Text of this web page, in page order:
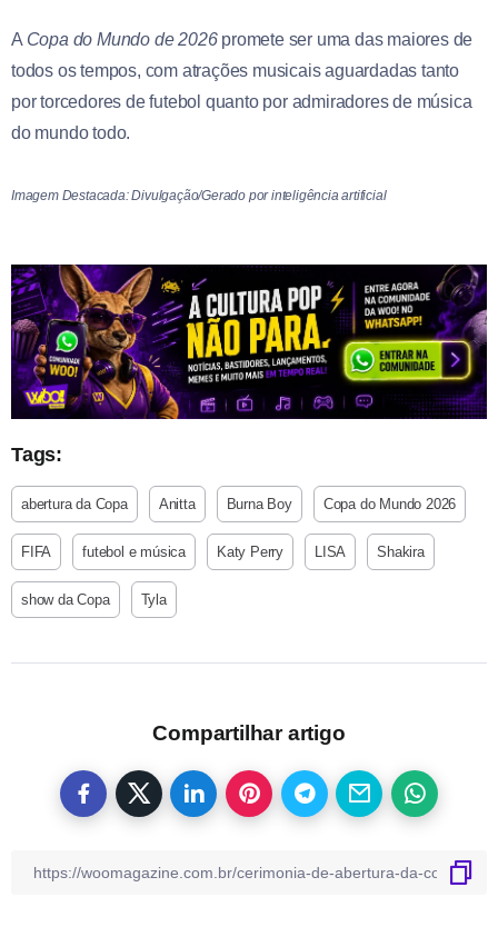
A Copa do Mundo de 2026 promete ser uma das maiores de
todos os tempos, com atrações musicais aguardadas tanto
por torcedores de futebol quanto por admiradores de música
do mundo todo.
Imagem Destacada: Divulgação/Gerado por inteligência artificial
Tags:
abertura da Copa Anitta Burna Boy Copa do Mundo 2026
FIFA futebol e música Katy Perry LISA Shakira
show da Copa Tyla
Compartilhar artigo